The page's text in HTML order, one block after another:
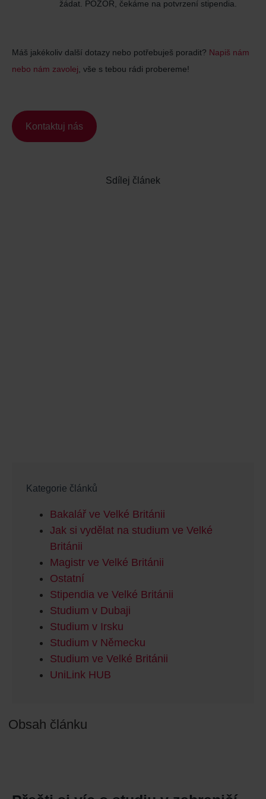
žádat. POZOR, čekáme na potvrzení stipendia.
Máš jakékoliv další dotazy nebo potřebuješ poradit? Napiš nám
nebo nám zavolej , vše s tebou rádi probereme!
Kontaktuj nás
Sdílej článek
Kategorie článků
Bakalář ve Velké Británii
Jak si vydělat na studium ve Velké
Británii
Magistr ve Velké Británii
Ostatní
Stipendia ve Velké Británii
Studium v Dubaji
Studium v Irsku
Studium v Německu
Studium ve Velké Británii
UniLink HUB
Obsah článku